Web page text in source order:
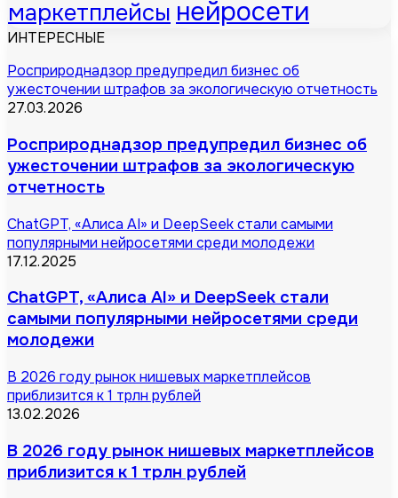
маркетплейсы нейросети
ИНТЕРЕСНЫЕ
Росприроднадзор предупредил бизнес об
ужесточении штрафов за экологическую отчетность
27.03.2026
Росприроднадзор предупредил бизнес об
ужесточении штрафов за экологическую
отчетность
ChatGPT, «Алиса AI» и DeepSeek стали самыми
популярными нейросетями среди молодежи
17.12.2025
ChatGPT, «Алиса AI» и DeepSeek стали
самыми популярными нейросетями среди
молодежи
В 2026 году рынок нишевых маркетплейсов
приблизится к 1 трлн рублей
13.02.2026
В 2026 году рынок нишевых маркетплейсов
приблизится к 1 трлн рублей